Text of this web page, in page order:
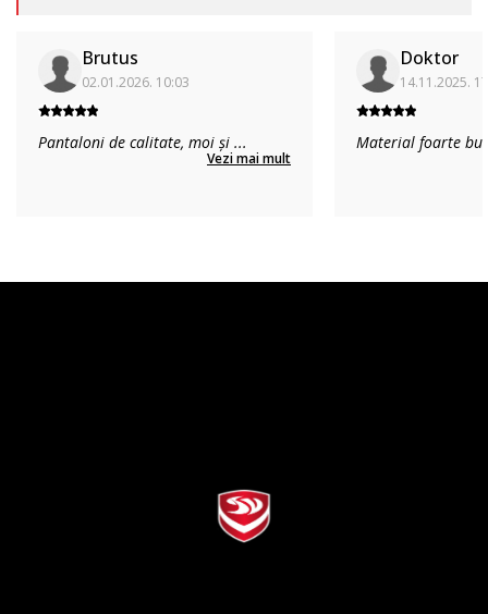
Brutus
02.01.2026. 10:03
Pantaloni de calitate, moi și ...
Vezi mai mult
Doktor
14.11.2025.
Material foarte